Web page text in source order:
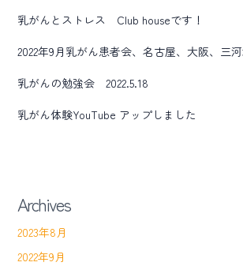
乳がんとストレス Club houseです！
2022年9月乳がん患者会、名古屋、大阪、三
乳がんの勉強会 2022.5.18
乳がん体験YouTube アップしました
Archives
2023年8月
2022年9月